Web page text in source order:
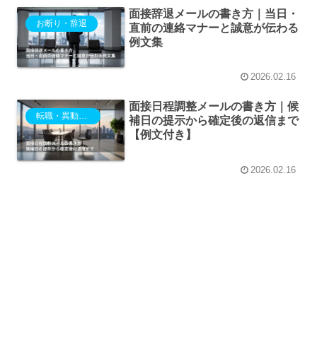
お断り・辞退
面接辞退メールの書き方｜当日・
直前の連絡マナーと誠意が伝わる
例文集
2026.02.16
転職・異動・退職
面接日程調整メールの書き方｜候
補日の提示から確定後の返信まで
【例文付き】
2026.02.16